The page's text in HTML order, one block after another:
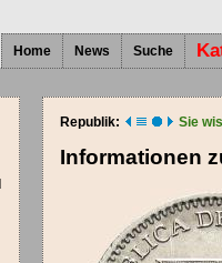
Home News Suche
Republik: Sie
Informationen